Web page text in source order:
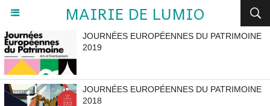
MAIRIE DE LUMIO
JOURNÉES EUROPÉENNES DU PATRIMOINE
2019
JOURNÉES EUROPÉENNES DU PATRIMOINE
2018